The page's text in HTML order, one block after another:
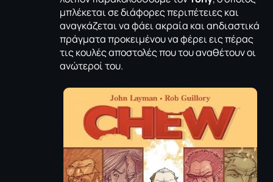
μπλέκεται σε διάφορες περιπέτειες και
αναγκάζεται να φάει ακραία και αηδιαστικά
πράγματα προκειμένου να φέρει εις πέρας
τις κουλές αποστολές που του αναθέτουν οι
ανώτεροί του.